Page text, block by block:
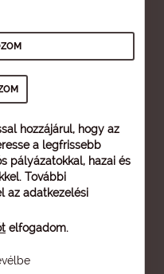
hozzájárul, hogy az
a legfrissebb
pályázatokkal, hazai és
További
az adatkezelési
elfogadom.